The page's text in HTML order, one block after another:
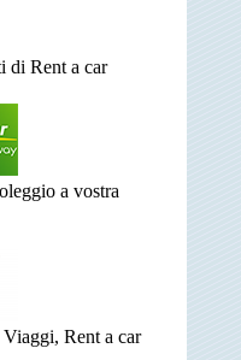
di Rent a car
a vostra
Rent a car